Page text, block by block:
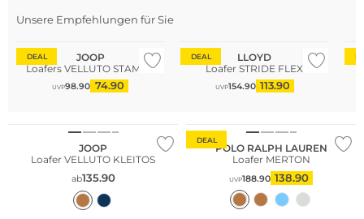
Unsere Empfehlungen für Sie
DEAL
JOOP
Loafers VELLUTO STAMPA
UVP98.90 74.90
DEAL
LLOYD
Loafer STRIDE FLEX
UVP154.90 113.90
JOOP
Loafer VELLUTO KLEITOS
ab135.90
DEAL
POLO RALPH LAUREN
Loafer MERTON
UVP188.90 138.90